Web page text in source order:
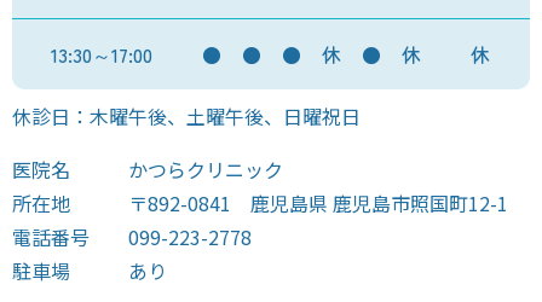
13:30～17:00 ● ● ● 休 ● 休 休
休診日：木曜午後、土曜午後、日曜祝日
医院名
かつらクリニック
所在地
〒892-0841 鹿児島県 鹿児島市照国町12-1
電話番号
099-223-2778
駐車場
あり